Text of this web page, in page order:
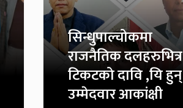
सिन्धुपाल्चोकमा
राजनैतिक दलहरुभित्र
टिकटको दावि ,यि हुन्
उम्मेदवार आकांक्षी